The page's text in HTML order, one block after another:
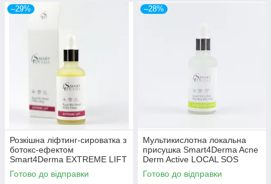
–29%
Розкішна ліфтинг-сироватка з
ботокс-ефектом
Smart4Derma EXTREME LIFT
ROYAL BTX-SERUM PDNA
FILLING
Готово до відправки
–28%
Мультикислотна локальна
присушка Smart4Derma Acne
Derm Active LOCAL SOS
LOTION АНА-BHA-PHA PURE
Готово до відправки